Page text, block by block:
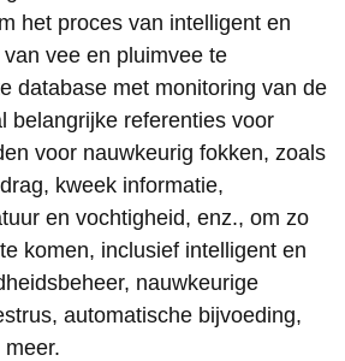
het proces van intelligent en
vee en pluimvee te
database met monitoring van de
belangrijke referenties voor
voor nauwkeurig fokken, zoals
kweek informatie,
en vochtigheid, enz., om zo
komen, inclusief intelligent en
nauwkeurige
automatische bijvoeding,